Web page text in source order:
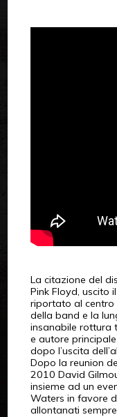
La citazione del
Pink Floyd, uscito
riportato al centro
della band e la
insanabile rottura
e autore
dopo l’uscita
Dopo la reunion
2010 David
insieme ad un
Waters in favore
allontanati